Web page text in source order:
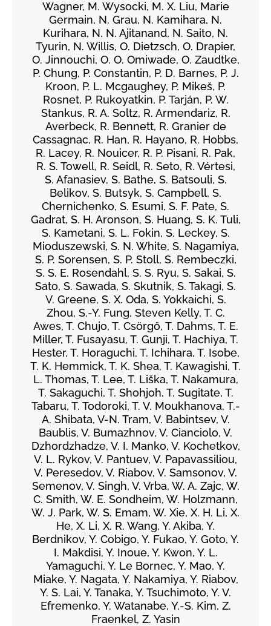
Wagner, M. Wysocki, M. X. Liu, Marie
Germain, N. Grau, N. Kamihara, N.
Kurihara, N. N. Ajitanand, N. Saito, N.
Tyurin, N. Willis, O. Dietzsch, O. Drapier,
O. Jinnouchi, O. O. Omiwade, O. Zaudtke,
P. Chung, P. Constantin, P. D. Barnes, P. J.
Kroon, P. L. Mcgaughey, P. Mikeš, P.
Rosnet, P. Rukoyatkin, P. Tarján, P. W.
Stankus, R. A. Soltz, R. Armendariz, R.
Averbeck, R. Bennett, R. Granier de
Cassagnac, R. Han, R. Hayano, R. Hobbs,
R. Lacey, R. Nouicer, R. P. Pisani, R. Pak,
R. S. Towell, R. Seidl, R. Seto, R. Vértesi,
S. Afanasiev, S. Bathe, S. Batsouli, S.
Belikov, S. Butsyk, S. Campbell, S.
Chernichenko, S. Esumi, S. F. Pate, S.
Gadrat, S. H. Aronson, S. Huang, S. K. Tuli,
S. Kametani, S. L. Fokin, S. Leckey, S.
Mioduszewski, S. N. White, S. Nagamiya,
S. P. Sorensen, S. P. Stoll, S. Rembeczki,
S. S. E. Rosendahl, S. S. Ryu, S. Sakai, S.
Sato, S. Sawada, S. Skutnik, S. Takagi, S.
V. Greene, S. X. Oda, S. Yokkaichi, S.
Zhou, S.-Y. Fung, Steven Kelly, T. C.
Awes, T. Chujo, T. Csörgő, T. Dahms, T. E.
Miller, T. Fusayasu, T. Gunji, T. Hachiya, T.
Hester, T. Horaguchi, T. Ichihara, T. Isobe,
T. K. Hemmick, T. K. Shea, T. Kawagishi, T.
L. Thomas, T. Lee, T. Liška, T. Nakamura,
T. Sakaguchi, T. Shohjoh, T. Sugitate, T.
Tabaru, T. Todoroki, T. V. Moukhanova, T.-
A. Shibata, V-N. Tram, V. Babintsev, V.
Baublis, V. Bumazhnov, V. Cianciolo, V.
Dzhordzhadze, V. I. Manko, V. Kochetkov,
V. L. Rykov, V. Pantuev, V. Papavassiliou,
V. Peresedov, V. Riabov, V. Samsonov, V.
Semenov, V. Singh, V. Vrba, W. A. Zajc, W.
C. Smith, W. E. Sondheim, W. Holzmann,
W. J. Park, W. S. Emam, W. Xie, X. H. Li, X.
He, X. Li, X. R. Wang, Y. Akiba, Y.
Berdnikov, Y. Cobigo, Y. Fukao, Y. Goto, Y.
I. Makdisi, Y. Inoue, Y. Kwon, Y. L.
Yamaguchi, Y. Le Bornec, Y. Mao, Y.
Miake, Y. Nagata, Y. Nakamiya, Y. Riabov,
Y. S. Lai, Y. Tanaka, Y. Tsuchimoto, Y. V.
Efremenko, Y. Watanabe, Y.-S. Kim, Z.
Fraenkel, Z. Yasin